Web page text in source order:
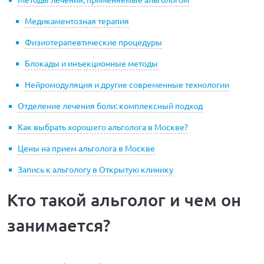
Медикаментозная терапия
Физиотерапевтические процедуры
Блокады и инъекционные методы
Нейромодуляция и другие современные технологии
Отделение лечения боли: комплексный подход
Как выбрать хорошего альголога в Москве?
Цены на прием альголога в Москве
Запись к альгологу в Открытую клинику
Кто такой альголог и чем он
занимается?